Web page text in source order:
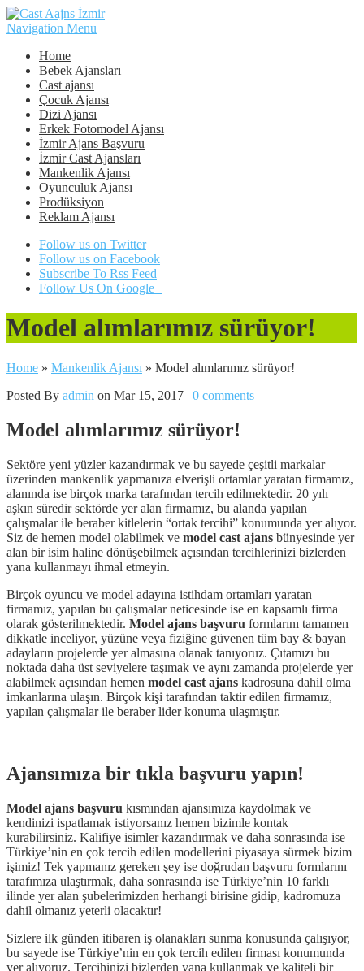
Navigation Menu
Home
Bebek Ajansları
Cast ajansı
Çocuk Ajansı
Dizi Ajansı
Erkek Fotomodel Ajansı
İzmir Ajans Başvuru
İzmir Cast Ajansları
Mankenlik Ajansı
Oyunculuk Ajansı
Prodüksiyon
Reklam Ajansı
Follow us on Twitter
Follow us on Facebook
Subscribe To Rss Feed
Follow Us On Google+
Model alımlarımız sürüyor!
Home » Mankenlik Ajansı » Model alımlarımız sürüyor!
Posted By admin on Mar 15, 2017 | 0 comments
Model alımlarımız sürüyor!
Sektöre yeni yüzler kazandırmak ve bu sayede çeşitli markalar
üzerinden mankenlik yapmanıza elverişli ortamlar yaratan firmamız,
alanında ise birçok marka tarafından tercih edilmektedir. 20 yılı
aşkın süredir sektörde yer alan firmamız, bu alanda yapılan
çalışmalar ile beraber kitlelerin “ortak tercihi” konumunda yer alıyor.
Siz de hemen model olabilmek ve model cast ajans bünyesinde yer
alan bir isim haline dönüşebilmek açısından tercihlerinizi bizlerden
yana kullanmayı ihmal etmeyin.
Birçok oyuncu ve model adayına istihdam ortamları yaratan
firmamız, yapılan bu çalışmalar neticesinde ise en kapsamlı firma
olarak gösterilmektedir. Model ajans başvuru formlarını tamamen
dikkatle inceliyor, yüzüne veya fiziğine güvenen tüm bay & bayan
adayların projelerde yer almasına olanak tanıyoruz. Çıtamızı bu
noktada daha üst seviyelere taşımak ve aynı zamanda projelerde yer
alabilmek açısından hemen model cast ajans kadrosuna dahil olma
imkanlarına ulaşın. Birçok kişi tarafından taktir edilen firmamız,
yapılan çalışmalar ile beraber lider konuma ulaşmıştır.
Ajansımıza bir tıkla başvuru yapın!
Model ajans başvuru kısmından ajansımıza kaydolmak ve
kendinizi ispatlamak istiyorsanız hemen bizimle kontak
kurabilirsiniz. Kalifiye isimler kazandırmak ve daha sonrasında ise
Türkiye’nin en çok tercih edilen modellerini piyasaya sürmek bizim
işimiz! Tek yapmanız gereken şey ise doğrudan başvuru formlarını
tarafımıza ulaştırmak, daha sonrasında ise Türkiye’nin 10 farklı
ilinde yer alan şubelerimizden herhangi birisine gidip, kadromuza
dahil olmanız yeterli olacaktır!
Sizlere ilk günden itibaren iş olanakları sunma konusunda çalışıyor,
bu sayede ise Türkiye’nin en çok tercih edilen firması konumunda
yer alıyoruz. Tercihinizi bizlerden yana kullanmak ve kaliteli bir